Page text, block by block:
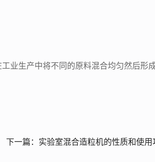
业生产中将不同的原料混合均匀然后形
下一篇：实验室混合造粒机的性质和使用